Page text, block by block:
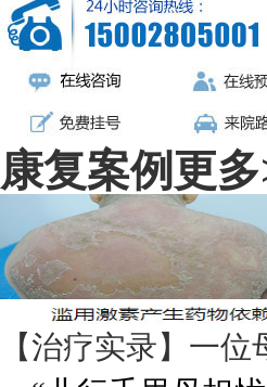
康复案例更
【治疗实录】一